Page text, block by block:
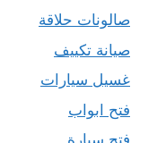
صالونات حلاقة
صيانة تكييف
غسيل سيارات
فتح ابواب